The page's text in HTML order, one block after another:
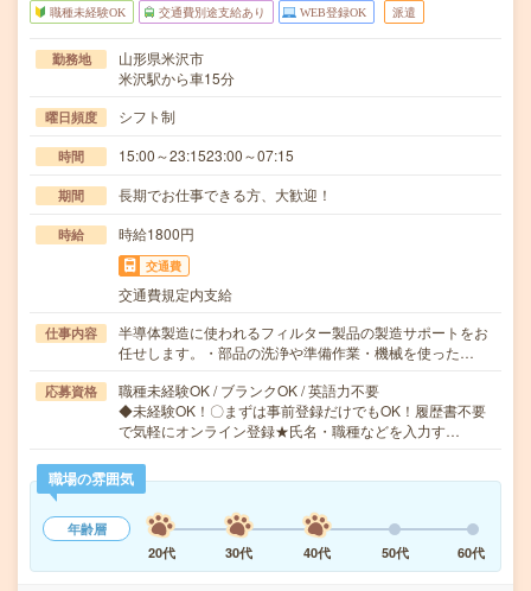
職種未経験OK 交通費別途支給あり WEB登録OK 派遣
勤務地
山形県米沢市
米沢駅から車15分
曜日頻度 シフト制
時間 15:00～23:1523:00～07:15
期間 長期でお仕事できる方、大歓迎！
時給 時給1800円
交通費
交通費規定内支給
仕事内容
半導体製造に使われるフィルター製品の製造サポートをお
任せします。・部品の洗浄や準備作業・機械を使った…
応募資格
職種未経験OK / ブランクOK / 英語力不要
◆未経験OK！〇まずは事前登録だけでもOK！履歴書不要
で気軽にオンライン登録★氏名・職種などを入力す…
職場の雰囲気
年齢層
20代
30代 40代 50代 60代